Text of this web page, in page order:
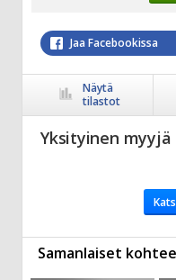
Jaa Facebookissa
Näytä
tilastot
Yksityinen myyjä
Samanlaiset